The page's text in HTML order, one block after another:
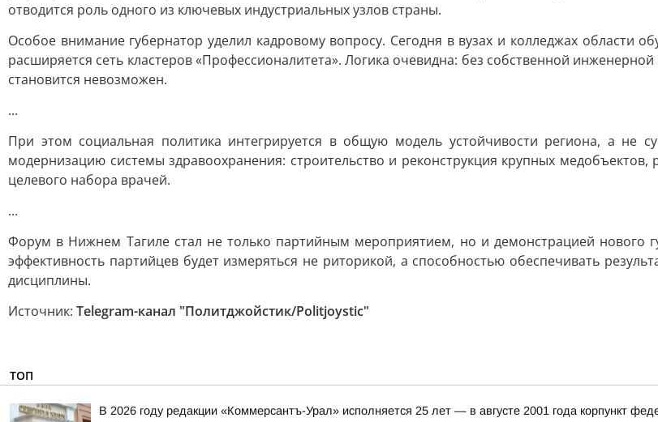
отводится роль одного из ключевых индустриальных узлов страны.
Особое внимание губернатор уделил кадровому вопросу. Сегодня в вузах и колледжах области
расширяется сеть кластеров «Профессионалитета». Логика очевидна: без собственной
становится невозможен.
...
При этом социальная политика интегрируется в общую модель устойчивости региона, а не
модернизацию системы здравоохранения: строительство и реконструкция крупных
целевого набора врачей.
...
Форум в Нижнем Тагиле стал не только партийным мероприятием, но и демонстрацией нового
эффективность партийцев будет измеряться не риторикой, а способностью обеспечивать
дисциплины.
Источник: Telegram-канал "Политджойстик/Politjoystic"
ТОП
В 2026 году редакции «Коммерсантъ-Урал» исполняется 25 лет — в августе 2001 года корпункт